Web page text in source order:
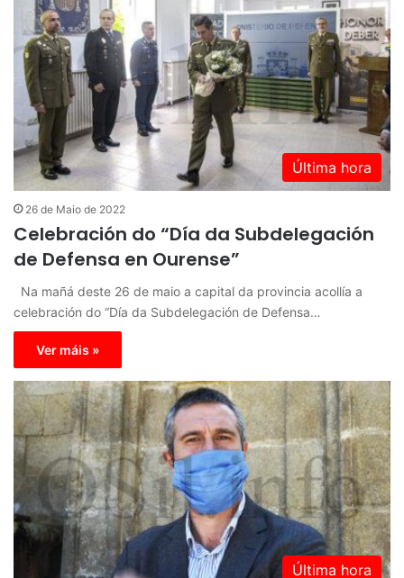
Última hora
26 de Maio de 2022
Celebración do “Día da Subdelegación
de Defensa en Ourense”
Na mañá deste 26 de maio a capital da provincia acollía a
celebración do “Día da Subdelegación de Defensa…
Ver máis »
Última hora